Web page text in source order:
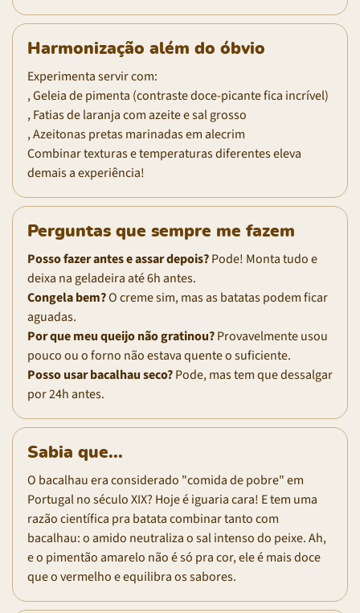
Harmonização além do óbvio
Experimenta servir com:
, Geleia de pimenta (contraste doce-picante fica incrível)
, Fatias de laranja com azeite e sal grosso
, Azeitonas pretas marinadas em alecrim
Combinar texturas e temperaturas diferentes eleva
demais a experiência!
Perguntas que sempre me fazem
Posso fazer antes e assar depois?Pode! Monta tudo e
deixa na geladeira até 6h antes.
Congela bem?O creme sim, mas as batatas podem ficar
aguadas.
Por que meu queijo não gratinou?Provavelmente usou
pouco ou o forno não estava quente o suficiente.
Posso usar bacalhau seco?Pode, mas tem que dessalgar
por 24h antes.
Sabia que...
O bacalhau era considerado "comida de pobre" em
Portugal no século XIX? Hoje é iguaria cara! E tem uma
razão científica pra batata combinar tanto com
bacalhau: o amido neutraliza o sal intenso do peixe. Ah,
e o pimentão amarelo não é só pra cor, ele é mais doce
que o vermelho e equilibra os sabores.